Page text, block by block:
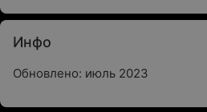
Инфо
Обновлено: июль 2023